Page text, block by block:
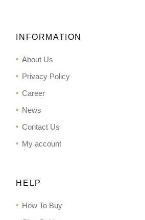
INFORMATION
About Us
Privacy Policy
Career
News
Contact Us
My account
HELP
How To Buy